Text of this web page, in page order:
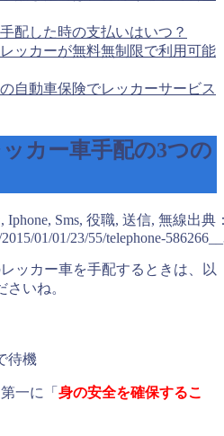
配した時の支払いはいつ？
ッカーが無料無制限で利用可能
自動車保険でレッカーサービス
カー車手配の3つの
出典
01/01/23/55/telephone-
ッカー車を手配するときは、以
いね。
待機
一に「 身の安全を確保するこ